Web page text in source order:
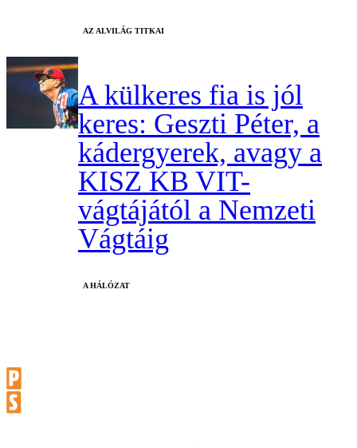
AZ ALVILÁG TITKAI
A külkeres fia is jól
keres: Geszti Péter, a
kádergyerek, avagy a
KISZ KB VIT-
vágtájától a Nemzeti
Vágtáig
A HÁLÓZAT